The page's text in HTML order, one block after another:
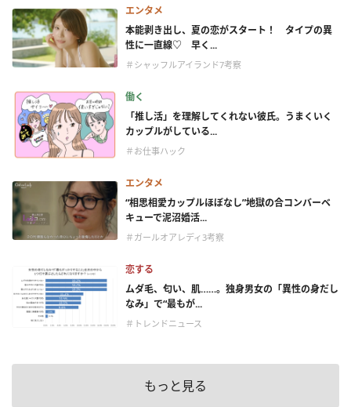
エンタメ
本能剥き出し、夏の恋がスタート！ タイプの異
性に一直線♡ 早く...
＃シャッフルアイランド7考察
働く
「推し活」を理解してくれない彼氏。うまくいく
カップルがしている...
＃お仕事ハック
エンタメ
“相思相愛カップルほぼなし”地獄の合コンバーベ
キューで泥沼婚活...
＃ガールオアレディ3考察
恋する
ムダ毛、匂い、肌……。独身男女の「異性の身だし
なみ」で“最もが...
＃トレンドニュース
もっと見る